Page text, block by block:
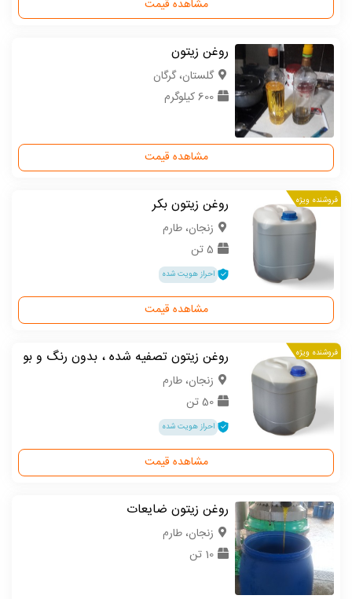
مشاهده قیمت
روغن زیتون
گلستان، گرگان
600 کیلوگرم
مشاهده قیمت
فروشنده ویژه روغن زیتون بکر
زنجان، طارم
5 تن
احراز هویت شده
مشاهده قیمت
فروشنده ویژه روغن زیتون تصفیه شده ، بدون رنگ و بو
زنجان، طارم
50 تن
احراز هویت شده
مشاهده قیمت
روغن زیتون ضایعات
زنجان، طارم
10 تن